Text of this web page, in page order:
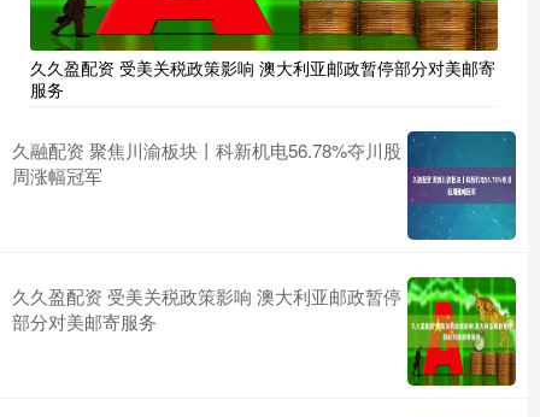
久久盈配资 受美关税政策影响 澳大利亚邮政暂停部分对美邮寄
服务
久融配资 聚焦川渝板块丨科新机电56.78%夺川股
周涨幅冠军
久久盈配资 受美关税政策影响 澳大利亚邮政暂停
部分对美邮寄服务